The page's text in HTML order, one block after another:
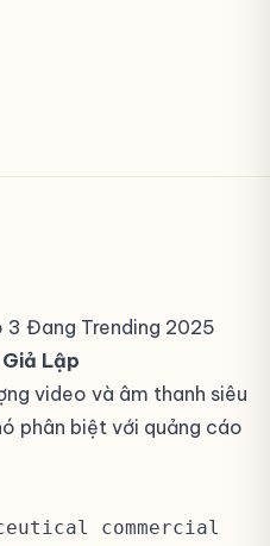
3 Đang Trending 2025
Lập
video và âm thanh siêu
phân biệt với quảng cáo
commercial